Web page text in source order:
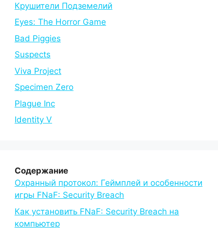
Крушители Подземелий
Eyes: The Horror Game
Bad Piggies
Suspects
Viva Project
Specimen Zero
Plague Inc
Identity V
Содержание
Охранный протокол: Геймплей и особенности
игры FNaF: Security Breach
Как установить FNaF: Security Breach на
компьютер